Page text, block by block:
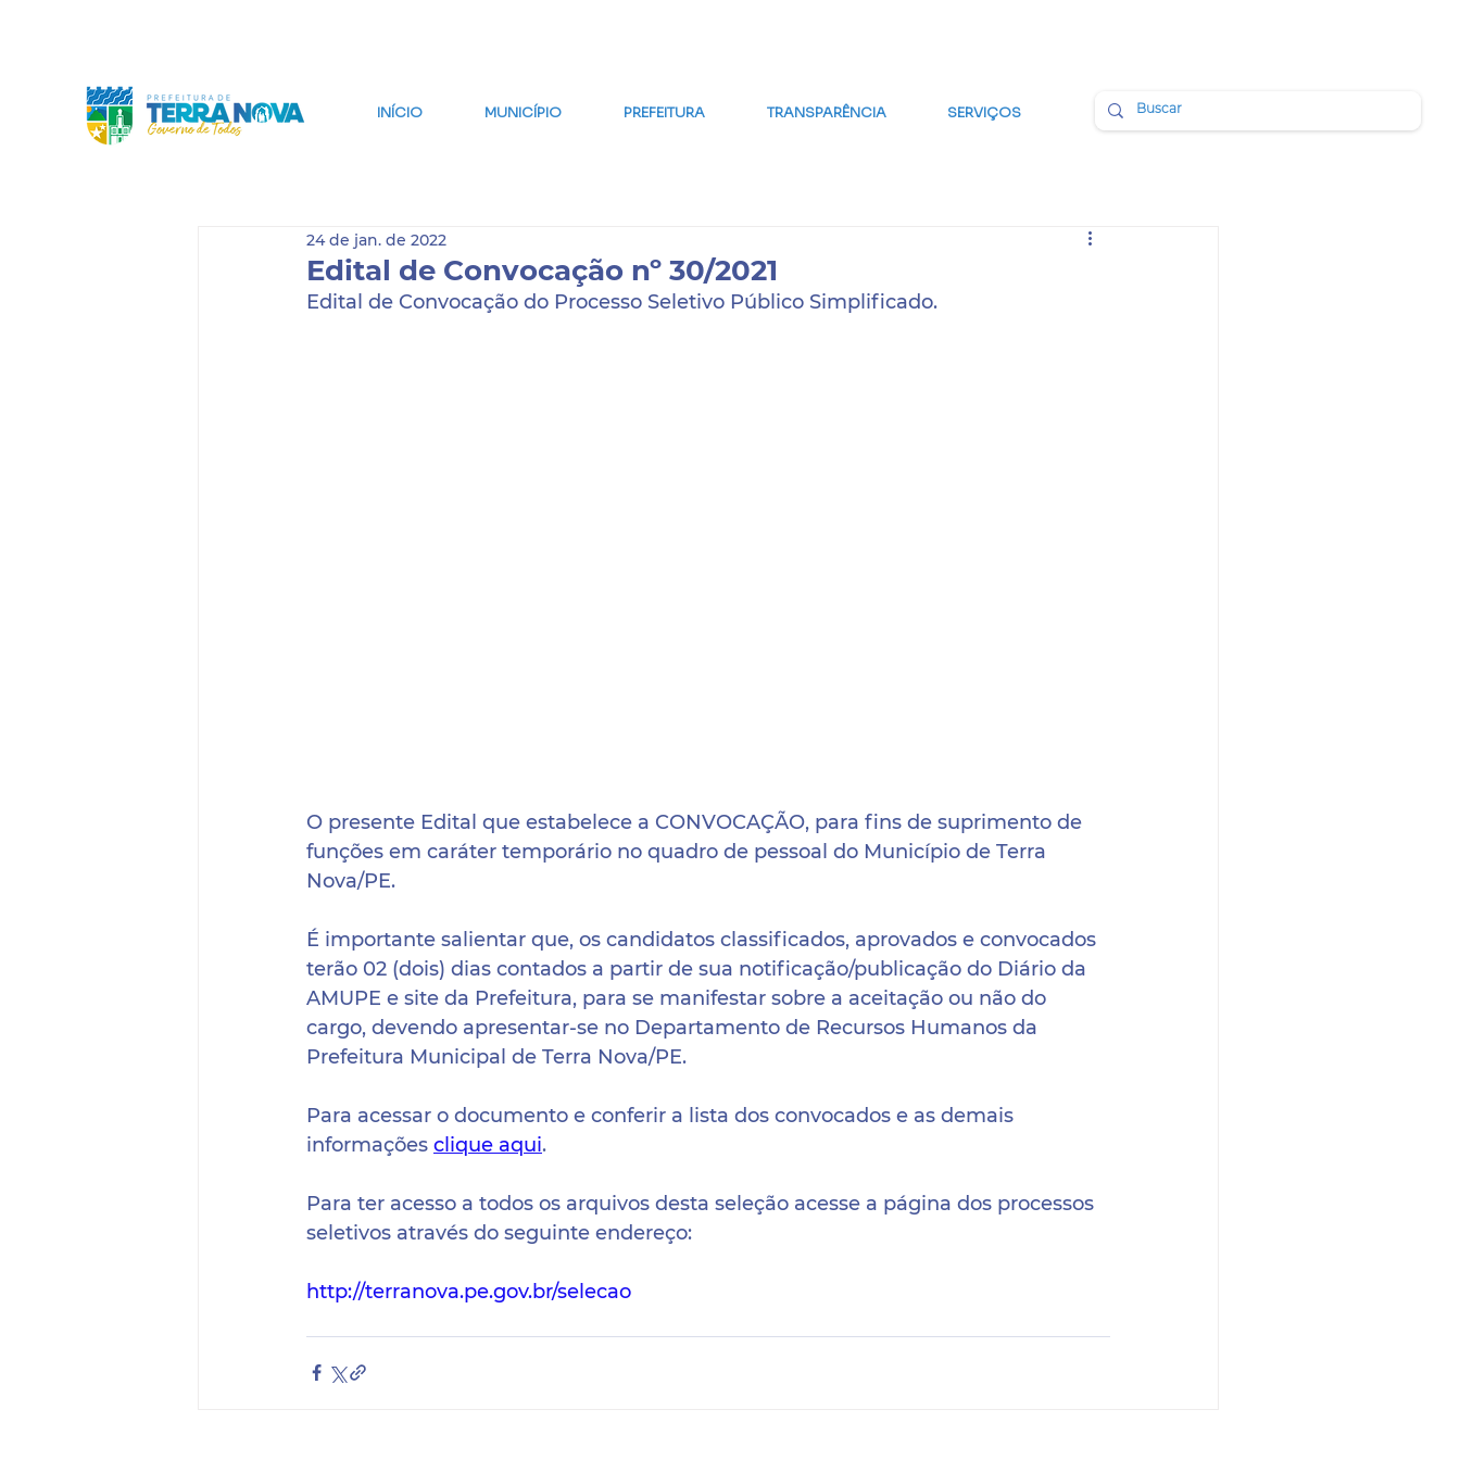
INÍCIO MUNICÍPIO PREFEITURA TRANSPARÊNCIA SERVIÇOS
Edital de Convocação nº 30/2021
24 de jan. de 2022
Edital de Convocação do Processo Seletivo Público Simplificado.
O presente Edital que estabelece a CONVOCAÇÃO, para fins de suprimento de
funções em caráter temporário no quadro de pessoal do Município de Terra
Nova/PE.
É importante salientar que, os candidatos classificados, aprovados e convocados
terão 02 (dois) dias contados a partir de sua notificação/publicação do Diário da
AMUPE e site da Prefeitura, para se manifestar sobre a aceitação ou não do
cargo, devendo apresentar-se no Departamento de Recursos Humanos da
Prefeitura Municipal de Terra Nova/PE.
Para acessar o documento e conferir a lista dos convocados e as demais
informações clique aqui.
Para ter acesso a todos os arquivos desta seleção acesse a página dos processos
seletivos através do seguinte endereço:
http://terranova.pe.gov.br/selecao